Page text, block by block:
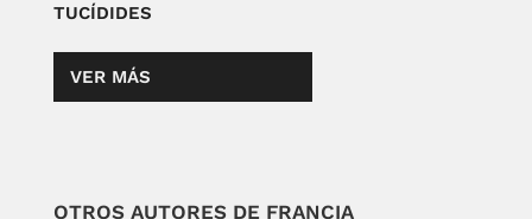
TUCÍDIDES
VER MÁS
OTROS AUTORES DE FRANCIA